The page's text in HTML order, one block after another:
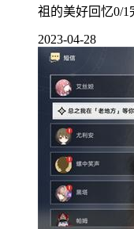
祖的美好回忆0/
2023-04-28